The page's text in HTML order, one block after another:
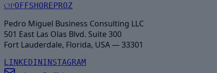
OPOFFSHOREPROZ
Pedro Miguel Business Consulting LLC
501 East Las Olas Blvd. Suite 300
Fort Lauderdale, Florida, USA — 33301
LINKEDININSTAGRAM